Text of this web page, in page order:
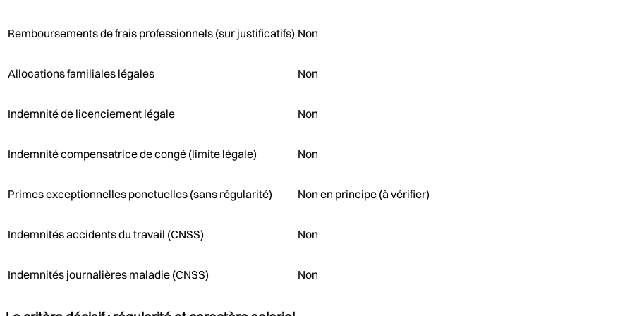
Remboursements de frais professionnels (sur justificatifs) Non
Allocations familiales légales Non
Indemnité de licenciement légale Non
Indemnité compensatrice de congé (limite légale) Non
Primes exceptionnelles ponctuelles (sans régularité) Non en principe (à vérifier)
Indemnités accidents du travail (CNSS) Non
Indemnités journalières maladie (CNSS) Non